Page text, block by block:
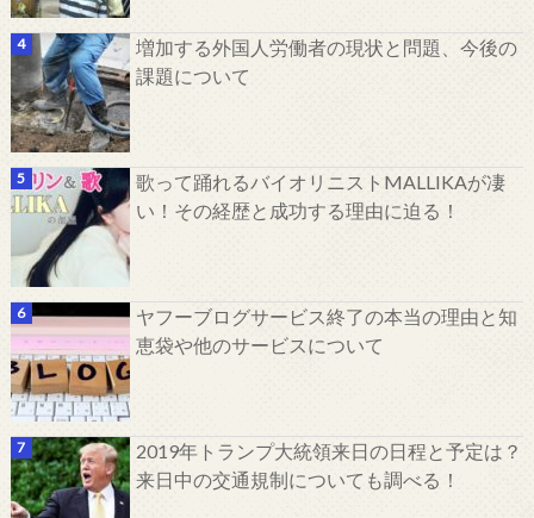
増加する外国人労働者の現状と問題、今後の
課題について
歌って踊れるバイオリニストMALLIKAが凄
い！その経歴と成功する理由に迫る！
ヤフーブログサービス終了の本当の理由と知
恵袋や他のサービスについて
2019年トランプ大統領来日の日程と予定は？
来日中の交通規制についても調べる！